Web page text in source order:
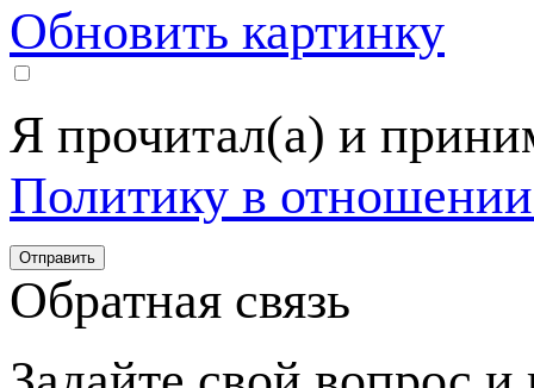
Обновить картинку
Я прочитал(а) и
Политику в
Обратная связь